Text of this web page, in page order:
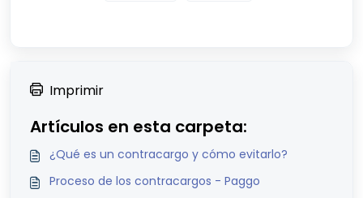
Imprimir
Artículos en esta carpeta:
¿Qué es un contracargo y cómo evitarlo?
Proceso de los contracargos - Paggo